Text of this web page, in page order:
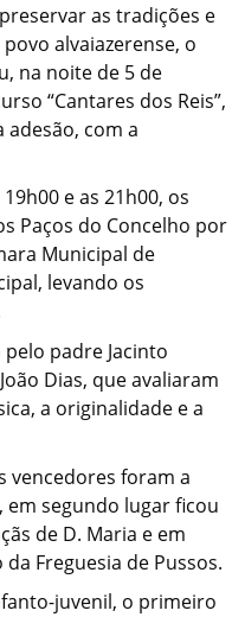
as tradições e
alvaiazerense, o
na noite de 5 de
“Cantares dos Reis”,
adesão, com a
e as 21h00, os
Paços do Concelho por
Municipal de
levando os
padre Jacinto
Dias, que avaliaram
a originalidade e a
vencedores foram a
em segundo lugar ficou
de D. Maria e em
Freguesia de Pussos.
juvenil, o primeiro